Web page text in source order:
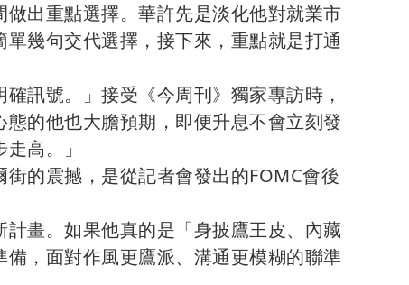
出重點選擇。華許先是淡化他對就業市
幾句交代選擇，接下來，重點就是打通
訊號。」接受《今周刊》獨家專訪時，
的他也大膽預期，即便升息不會立刻發
高。」
的震撼，是從記者會發出的FOMC會後
畫。如果他真的是「身披鷹王皮、內藏
，面對作風更鷹派、溝通更模糊的聯準